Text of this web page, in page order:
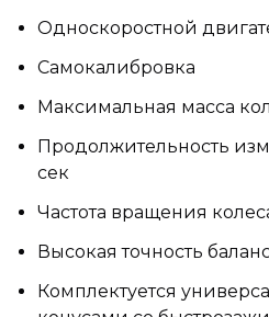
Односкоростной
Самокалибровка
Максимальная масса
Продолжительность
сек
Частота вращения
Высокая точность
Комплектуется